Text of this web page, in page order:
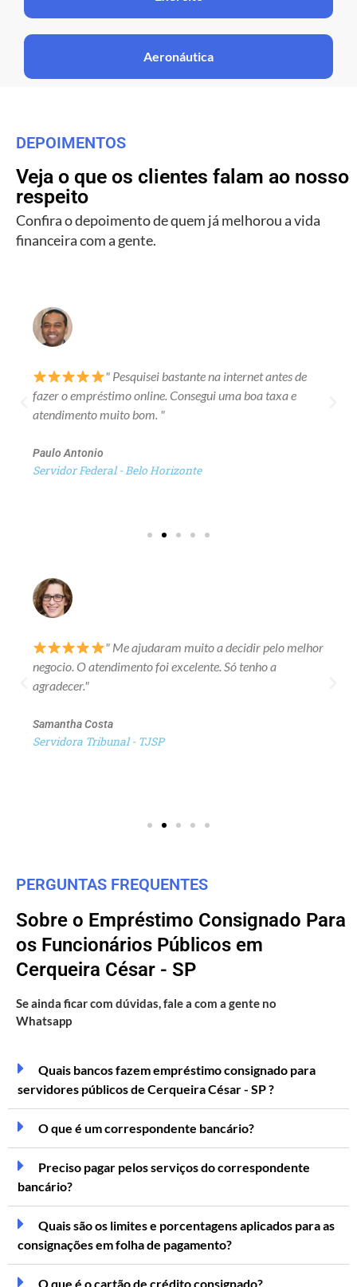
Aeronáutica
DEPOIMENTOS
Veja o que os clientes falam ao nosso
respeito
Confira o depoimento de quem já melhorou a vida
financeira com a gente.
" Pesquisei bastante na internet antes de
fazer o empréstimo online. Consegui uma boa taxa e
atendimento muito bom. "
Paulo Antonio
Servidor Federal - Belo Horizonte
" Me ajudaram muito a decidir pelo melhor
negocio. O atendimento foi excelente. Só tenho a
agradecer."
Samantha Costa
Servidora Tribunal - TJSP
PERGUNTAS FREQUENTES
Sobre o Empréstimo Consignado Para
os Funcionários Públicos em
Cerqueira César - SP
Se ainda ficar com dúvidas, fale a com a gente no
Whatsapp
Quais bancos fazem empréstimo consignado para
servidores públicos de Cerqueira César - SP ?
O que é um correspondente bancário?
Preciso pagar pelos serviços do correspondente
bancário?
Quais são os limites e porcentagens aplicados para as
consignações em folha de pagamento?
O que é o cartão de crédito consignado?